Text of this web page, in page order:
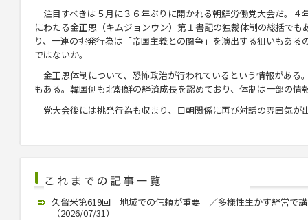
注目すべきは５月に３６年ぶりに開かれる朝鮮労働党大会だ。４
にわたる金正恩（キムジョンウン）第１書記の独裁体制の総括でも
り、一連の挑発行為は「帝国主義との闘争」を演出する狙いもある
ではないか。
金正恩体制について、恐怖政治が行われているという情報がある
もある。韓国側も北朝鮮の経済成長を認めており、体制は一部の
党大会後には挑発行為も収まり、日朝関係に再び対話の雰囲気が
久留米第619回 地域での信頼が重要」／多様性生かす経営で
（2026/07/31）